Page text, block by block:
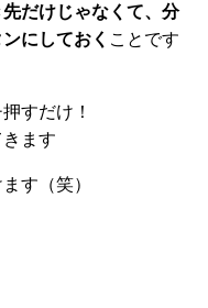
だけじゃなくて、分
にしておく ことです
すだけ！
ます
す（笑）